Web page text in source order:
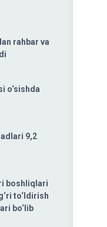
rahbar va
o‘sishda
9,2
boshliqlari
to‘ldirish
bo‘lib